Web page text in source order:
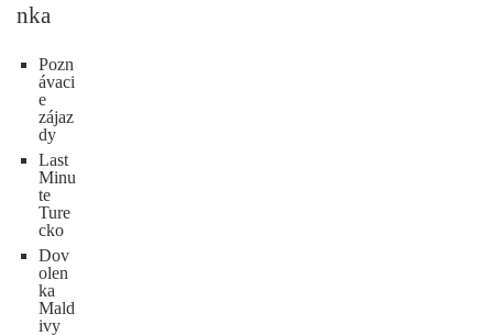
nka
Pozn
ávaci
e
zájaz
dy
Last
Minu
te
Ture
cko
Dov
olen
ka
Mald
ivy